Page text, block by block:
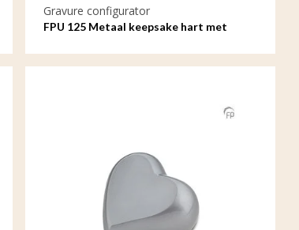
Gravure configurator
FPU 125 Metaal keepsake hart met